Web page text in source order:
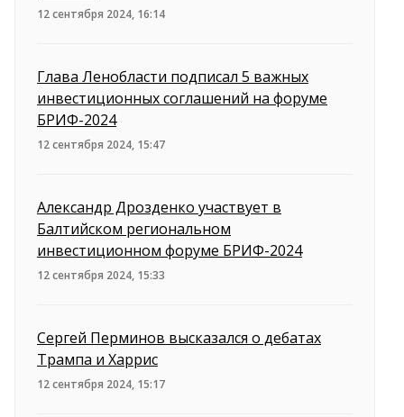
12 сентября 2024, 16:14
Глава Ленобласти подписал 5 важных
инвестиционных соглашений на форуме
БРИФ-2024
12 сентября 2024, 15:47
Александр Дрозденко участвует в
Балтийском региональном
инвестиционном форуме БРИФ-2024
12 сентября 2024, 15:33
Сергей Перминов высказался о дебатах
Трампа и Харрис
12 сентября 2024, 15:17